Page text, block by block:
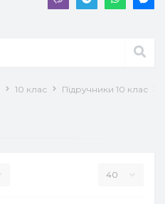
10 клас Підручники 10 клас